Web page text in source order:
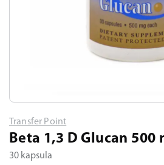
Transfer Point
Beta 1,3 D Glucan 500
30 kapsula